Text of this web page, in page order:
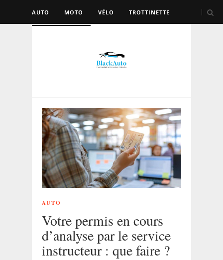
AUTO MOTO VÉLO TROTTINETTE
AUTO
Votre permis en cours
d’analyse par le service
instructeur : que faire ?